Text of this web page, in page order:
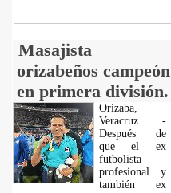
Masajista
orizabeños campeón
en primera división.
Orizaba,
Veracruz. -
Después de
que el ex
futbolista
profesional y
también ex